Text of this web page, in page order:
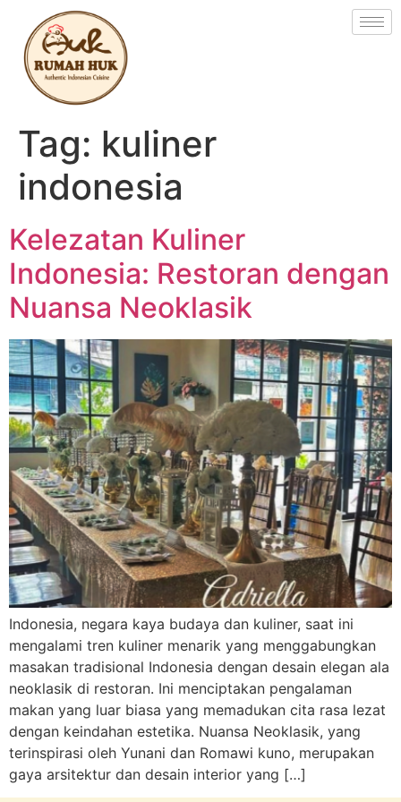
Tag: kuliner
indonesia
Kelezatan Kuliner
Indonesia: Restoran dengan
Nuansa Neoklasik
Indonesia, negara kaya budaya dan kuliner, saat ini
mengalami tren kuliner menarik yang menggabungkan
masakan tradisional Indonesia dengan desain elegan ala
neoklasik di restoran. Ini menciptakan pengalaman
makan yang luar biasa yang memadukan cita rasa lezat
dengan keindahan estetika. Nuansa Neoklasik, yang
terinspirasi oleh Yunani dan Romawi kuno, merupakan
gaya arsitektur dan desain interior yang […]